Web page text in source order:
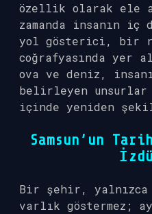
özellik olarak ele
zamanda insanın iç
yol gösterici, bir
coğrafyasında yer
ova ve deniz,
belirleyen unsurlar
içinde yeniden
Samsun’un
Bir şehir,
varlık göstermez;